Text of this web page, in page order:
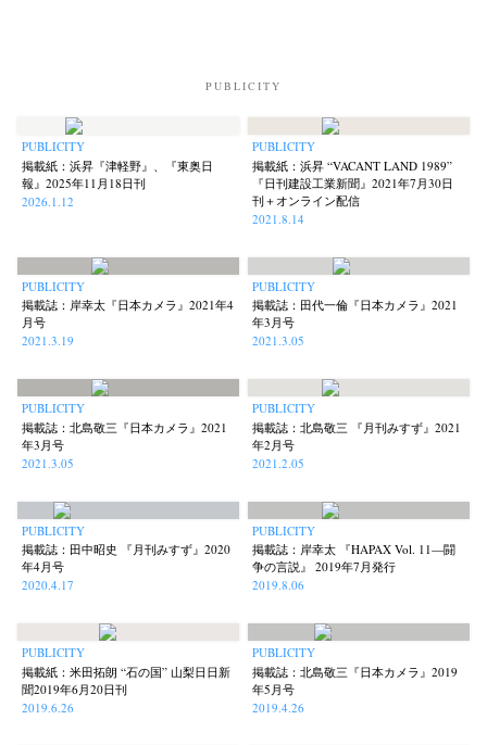
PUBLICITY
PUBLICITY
掲載紙：浜昇『津軽野』、『東奥日
報』2025年11月18日刊
2026.1.12
PUBLICITY
掲載紙：浜昇 “VACANT LAND 1989”
『日刊建設工業新聞』2021年7月30日
刊＋オンライン配信
2021.8.14
PUBLICITY
掲載誌：岸幸太『日本カメラ』2021年4
月号
2021.3.19
PUBLICITY
掲載誌：田代一倫『日本カメラ』2021
年3月号
2021.3.05
PUBLICITY
掲載誌：北島敬三『日本カメラ』2021
年3月号
2021.3.05
PUBLICITY
掲載誌：北島敬三 『月刊みすず』2021
年2月号
2021.2.05
PUBLICITY
掲載誌：田中昭史 『月刊みすず』2020
年4月号
2020.4.17
PUBLICITY
掲載誌：岸幸太 『HAPAX Vol. 11—闘
争の言説』 2019年7月発行
2019.8.06
PUBLICITY
掲載紙：米田拓朗 “石の国” 山梨日日新
聞2019年6月20日刊
2019.6.26
PUBLICITY
掲載誌：北島敬三『日本カメラ』2019
年5月号
2019.4.26